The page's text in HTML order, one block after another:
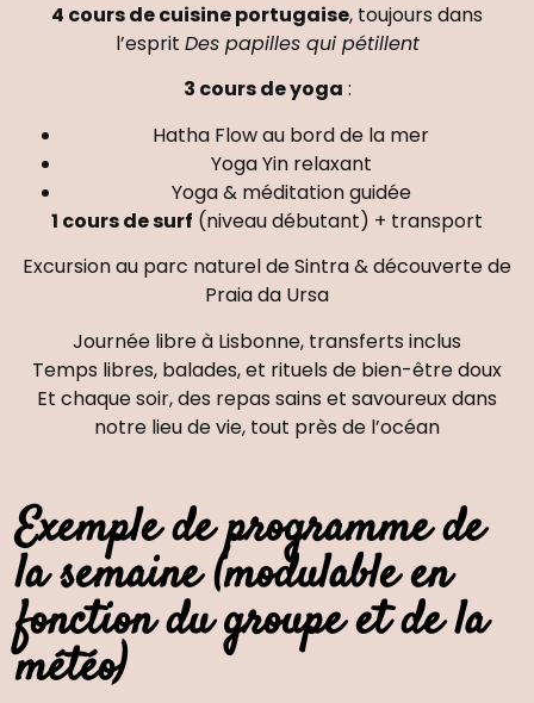
4 cours de cuisine portugaise, toujours dans
l’esprit Des papilles qui pétillent
3 cours de yoga :
Hatha Flow au bord de la mer
Yoga Yin relaxant
Yoga & méditation guidée
1 cours de surf (niveau débutant) + transport
Excursion au parc naturel de Sintra& découverte de
Praia da Ursa
Journée libre à Lisbonne, transferts inclus
Temps libres, balades, et rituels de bien-être doux
Et chaque soir, des repas sains et savoureuxdans
notre lieu de vie, tout près de l’océan
Exemple de programme de
la semaine (modulable en
fonction du groupe et de la
météo)